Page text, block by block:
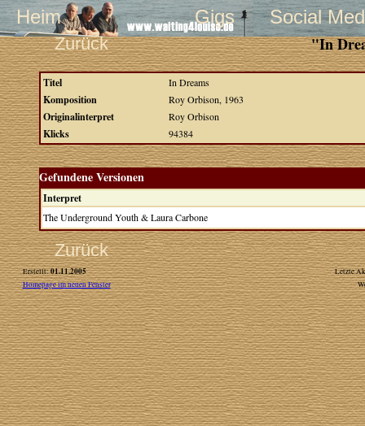
Heim Gigs Social
Zurück "In
Titel In Dreams
Komposition Roy Orbison, 1963
Originalinterpret Roy Orbison
Klicks 94384
Gefundene Versionen
Interpret
The Underground Youth & Laura Carbone
Zurück
Erstellt:01.11.2005
Letzte
Homepage im neuen Fenster